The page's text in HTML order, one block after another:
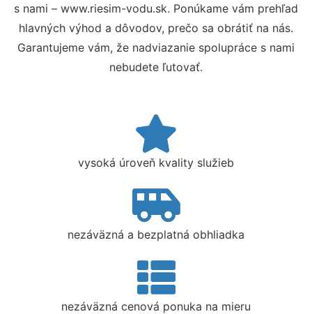
s nami – www.riesim-vodu.sk. Ponúkame vám prehľad
hlavných výhod a dôvodov, prečo sa obrátiť na nás.
Garantujeme vám, že nadviazanie spolupráce s nami
nebudete ľutovať.
vysoká úroveň kvality služieb
nezáväzná a bezplatná obhliadka
nezáväzná cenová ponuka na mieru